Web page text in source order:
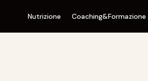
Nutrizione Coaching&Formazione